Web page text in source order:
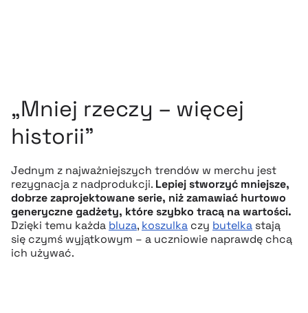
„Mniej rzeczy – więcej
historii”
Jednym z najważniejszych trendów w merchu jest
rezygnacja z nadprodukcji. Lepiej stworzyć mniejsze,
dobrze zaprojektowane serie, niż zamawiać hurtowo
generyczne gadżety, które szybko tracą na wartości.
Dzięki temu każda bluza, koszulka czy butelka stają
się czymś wyjątkowym – a uczniowie naprawdę chcą
ich używać.